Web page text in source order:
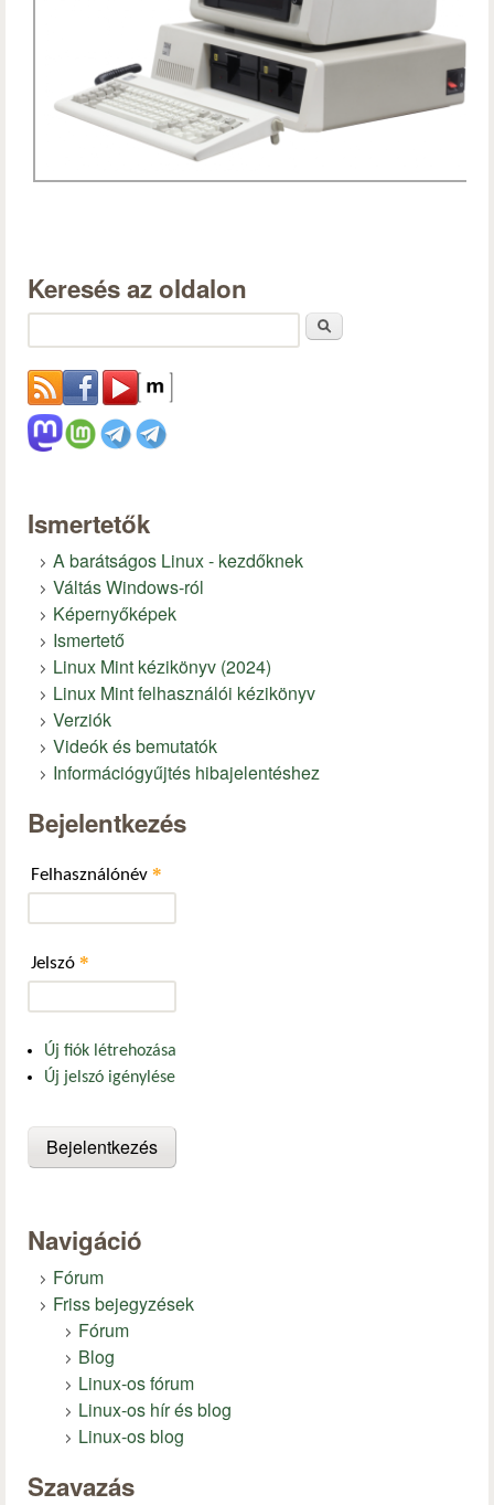
Keresés az oldalon
Ismertetők
A barátságos Linux - kezdőknek
Váltás Windows-ról
Képernyőképek
Ismertető
Linux Mint kézikönyv (2024)
Linux Mint felhasználói kézikönyv
Verziók
Videók és bemutatók
Információgyűjtés hibajelentéshez
Bejelentkezés
Felhasználónév *
Jelszó *
Új fiók létrehozása
Új jelszó igénylése
Navigáció
Fórum
Friss bejegyzések
Fórum
Blog
Linux-os fórum
Linux-os hír és blog
Linux-os blog
Szavazás